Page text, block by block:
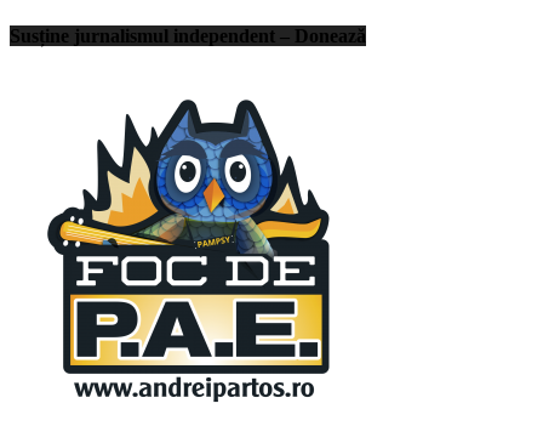
Susține jurnalismul independent – Donează